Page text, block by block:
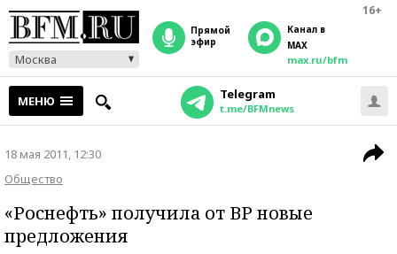
16+
Москва
прямой
эфир
Канал в
MAX
max.ru/bfm
МЕНЮ Telegram
t.me/BFMnews
18 мая 2011, 12:30
Общество
«Роснефть» получила от ВР новые
предложения